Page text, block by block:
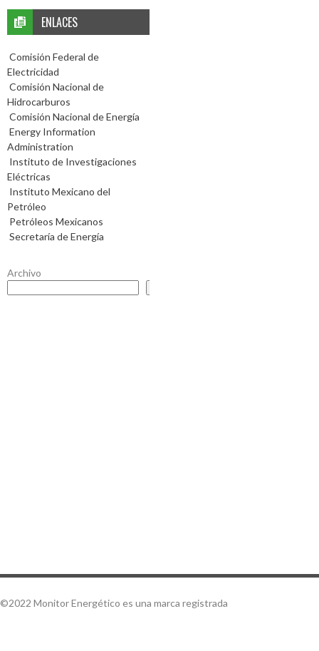
ENLACES
Comisión Federal de
Electricidad
Comisión Nacional de
Hidrocarburos
Comisión Nacional de Energía
Energy Information
Administration
Instituto de Investigaciones
Eléctricas
Instituto Mexicano del
Petróleo
Petróleos Mexicanos
Secretaría de Energía
Archivo
©2022 Monitor Energético es una marca registrada